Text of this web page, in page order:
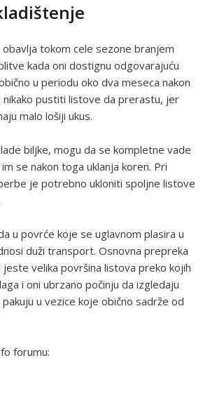
tokom cele sezone branjem
kada oni dostignu odgovarajuću
u periodu oko dva meseca nakon
pustiti listove da prerastu, jer
malo lošiji ukus.
biljke, mogu da se kompletne vade
se nakon toga uklanja koren. Pri
je potrebno ukloniti spoljne listove
u povrće koje se uglavnom plasira u
duži transport. Osnovna prepreka
jeste velika površina listova preko kojih
i oni ubrzano počinju da izgledaju
u vezice koje obično sadrže od
forumu: